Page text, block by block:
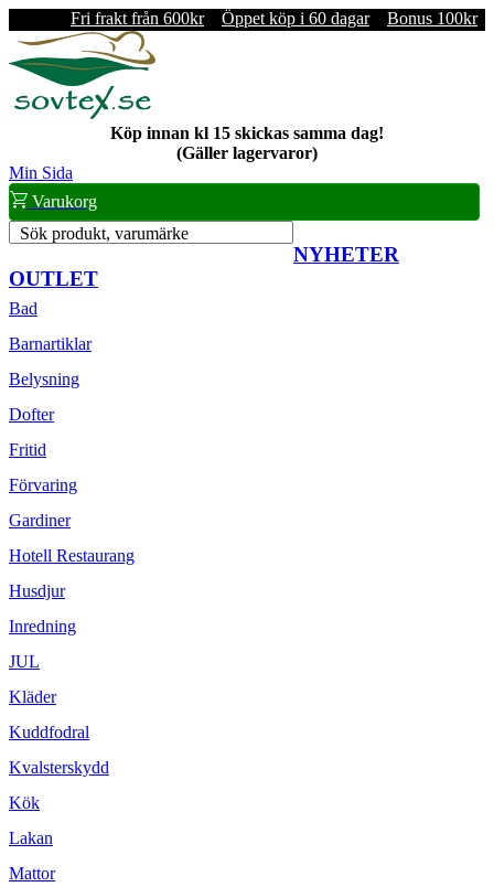
Fri frakt från 600kr Öppet köp i 60 dagar Bonus 100kr
Köp innan kl 15 skickas samma dag!
(Gäller lagervaror)
Min Sida
Varukorg
Sök produkt, varumärke
NYHETER
OUTLET
Bad
Barnartiklar
Belysning
Dofter
Fritid
Förvaring
Gardiner
Hotell Restaurang
Husdjur
Inredning
JUL
Kläder
Kuddfodral
Kvalsterskydd
Kök
Lakan
Mattor